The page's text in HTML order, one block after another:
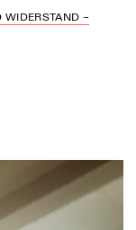
WIDERSTAND –